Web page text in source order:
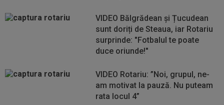
VIDEO Bălgrădean și Țucudean
sunt doriți de Steaua, iar Rotariu
surprinde: "Fotbalul te poate
duce oriunde!"
VIDEO Rotariu: ”Noi, grupul, ne-
am motivat la pauză. Nu puteam
rata locul 4”